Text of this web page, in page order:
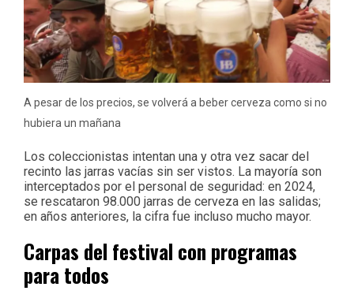
A pesar de los precios, se volverá a beber cerveza como si no
hubiera un mañana
Los coleccionistas intentan una y otra vez sacar del
recinto las jarras vacías sin ser vistos. La mayoría son
interceptados por el personal de seguridad: en 2024,
se rescataron 98.000 jarras de cerveza en las salidas;
en años anteriores, la cifra fue incluso mucho mayor.
Carpas del festival con programas
para todos